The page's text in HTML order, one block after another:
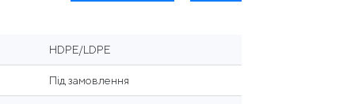
HDPE/LDPE
Під замовлення